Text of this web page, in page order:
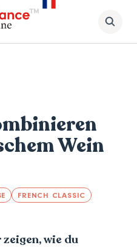
Wein
FRENCH CLASSIC
wie du